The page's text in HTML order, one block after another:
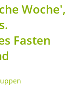
Woche',
Fasten